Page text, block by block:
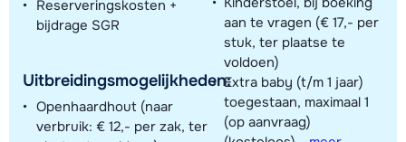
Reserveringskosten +
bijdrage SGR
Uitbreidingsmogelijkheden:
Openhaardhout (naar
verbruik: € 12,- per zak, ter
aan te vragen (€ 17,- per
stuk, ter plaatse te
voldoen)
Extra baby (t/m 1 jaar)
toegestaan, maximaal 1
(op aanvraag)